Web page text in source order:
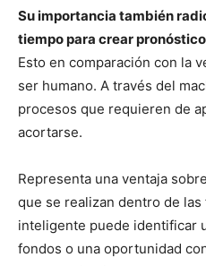
Su importancia también
tiempo para crear
Esto en comparación con la
ser humano. A través del
procesos que requieren de
acortarse.
Representa una ventaja
que se realizan dentro de
inteligente puede identificar
fondos o una oportunidad